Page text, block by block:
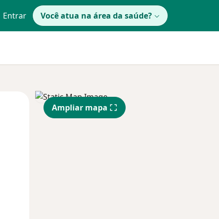
Entrar Você atua na área da saúde?
Segunda-feira Ter,
11 Ago
Qua
12 Ago
Ampliar mapa